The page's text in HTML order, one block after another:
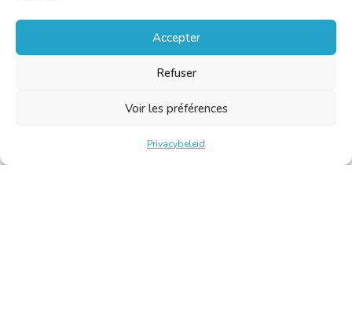
Accepter
Refuser
Voir les préférences
Privacybeleid